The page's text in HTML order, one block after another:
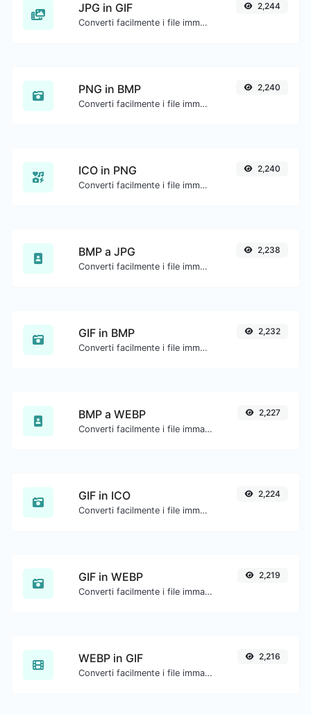
JPG in GIF
Converti facilmente i file immagine JPG in GIF.
2,244
PNG in BMP
Converti facilmente i file immagine PNG in BMP.
2,240
ICO in PNG
Converti facilmente i file immagine ICO in PNG.
2,240
BMP a JPG
Converti facilmente i file immagine BMP in JPG.
2,238
GIF in BMP
Converti facilmente i file immagine GIF in BMP.
2,232
BMP a WEBP
Converti facilmente i file immagine BMP in WEBP.
2,227
GIF in ICO
Converti facilmente i file immagine GIF in ICO.
2,224
GIF in WEBP
Converti facilmente i file immagine GIF in WEBP.
2,219
WEBP in GIF
Converti facilmente i file immagine WEBP in GIF.
2,216